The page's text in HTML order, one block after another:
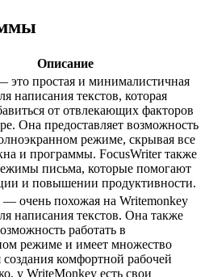
Описание
это простая и минималистичная
написания текстов, которая
от отвлекающих факторов
Она предоставляет возможность
режиме, скрывая все
и программы. FocusWriter также
письма, которые помогают
и повышении продуктивности.
очень похожая на Writemonkey
написания текстов. Она также
работать в
режиме и имеет множество
создания комфортной рабочей
у WriteMonkey есть свои